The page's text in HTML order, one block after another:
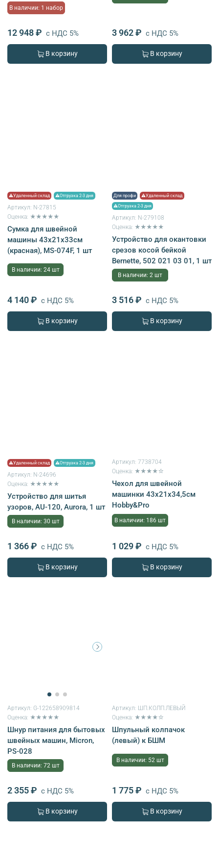
В наличии: 1 набор
12 948 ₽ с НДС 5%
В корзину
3 962 ₽ с НДС 5%
В корзину
⚠Удаленный склад ⚠Отгрузка 2-3 дня
Артикул: N-27815
Оценка: ★★★★★
Сумка для швейной
машины 43х21х33см
(красная), MS-074F, 1 шт
В наличии: 24 шт
4 140 ₽ с НДС 5%
В корзину
Для профи ⚠Удаленный склад
⚠Отгрузка 2-3 дня
Артикул: N-279108
Оценка: ★★★★★
Устройство для окантовки
срезов косой бейкой
Bernette, 502 021 03 01, 1 шт
В наличии: 2 шт
3 516 ₽ с НДС 5%
В корзину
⚠Удаленный склад ⚠Отгрузка 2-3 дня
Артикул: N-24696
Оценка: ★★★★★
Устройство для шитья
узоров, AU-120, Aurora, 1 шт
В наличии: 30 шт
1 366 ₽ с НДС 5%
В корзину
Артикул: 7738704
Оценка: ★★★★☆
Чехол для швейной
машинки 43x21x34,5см
Hobby&Pro
В наличии: 186 шт
1 029 ₽ с НДС 5%
В корзину
Артикул: G-122658909814
Оценка: ★★★★★
Шнур питания для бытовых
швейных машин, Micron,
PS-028
В наличии: 72 шт
2 355 ₽ с НДС 5%
В корзину
Артикул: ШП.КОЛП.ЛЕВЫЙ
Оценка: ★★★★☆
Шпульный колпачок
(левый) к БШМ
В наличии: 52 шт
1 775 ₽ с НДС 5%
В корзину